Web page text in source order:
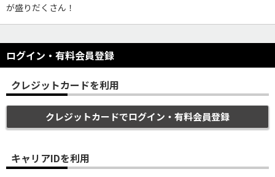
が盛りだくさん！
ログイン・有料会員登録
クレジットカードを利用
クレジットカードでログイン・有料会員登録
キャリアIDを利用